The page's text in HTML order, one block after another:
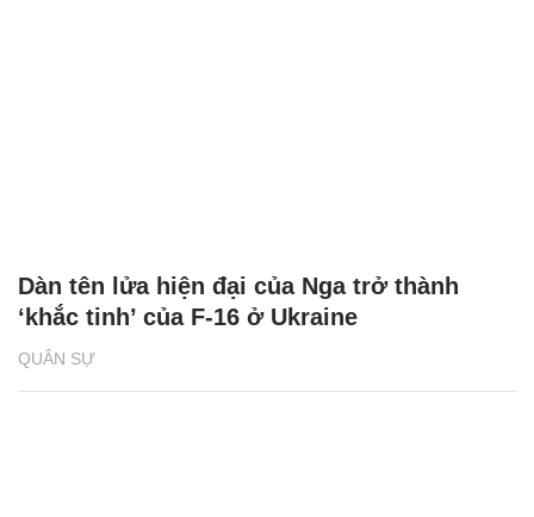
QUÂN SỰ
Dàn tên lửa hiện đại của Nga trở thành
‘khắc tinh’ của F-16 ở Ukraine